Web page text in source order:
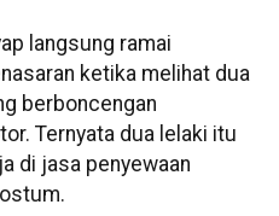
langsung ramai
ketika melihat dua
berboncengan
Ternyata dua lelaki itu
di jasa penyewaan